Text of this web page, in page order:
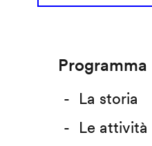
Programma
La storia
Le attività